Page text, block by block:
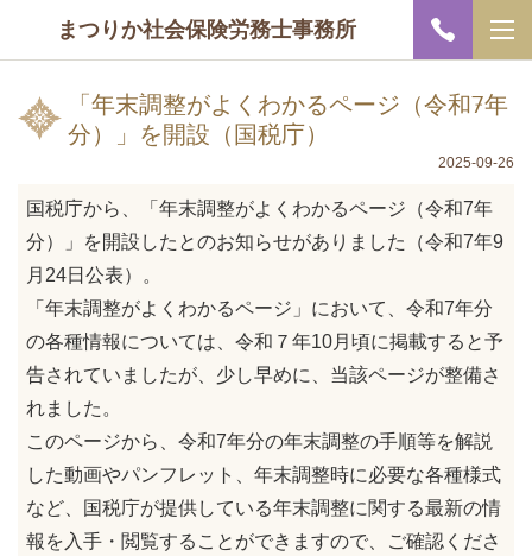
まつりか社会保険労務士事務所
「年末調整がよくわかるページ（令和7年
分）」を開設（国税庁）
2025-09-26
国税庁から、「年末調整がよくわかるページ（令和7年
分）」を開設したとのお知らせがありました（令和7年9
月24日公表）。
「年末調整がよくわかるページ」において、令和7年分
の各種情報については、令和７年10月頃に掲載すると予
告されていましたが、少し早めに、当該ページが整備さ
れました。
このページから、令和7年分の年末調整の手順等を解説
した動画やパンフレット、年末調整時に必要な各種様式
など、国税庁が提供している年末調整に関する最新の情
報を入手・閲覧することができますので、ご確認くださ